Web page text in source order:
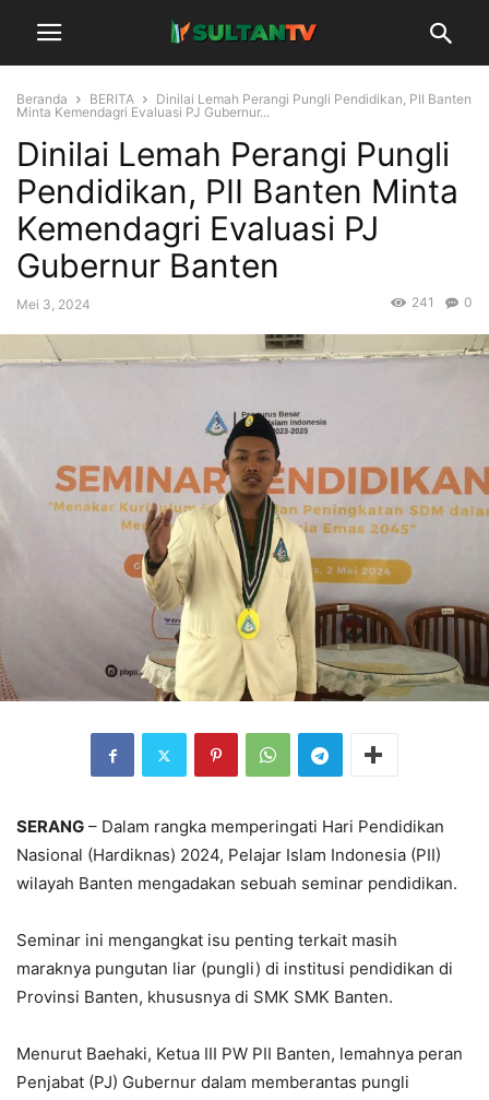
Beranda BERITA
Dinilai Lemah Perangi Pungli Pendidikan, PII Banten
Minta Kemendagri Evaluasi PJ Gubernur...
Dinilai Lemah Perangi Pungli
Pendidikan, PII Banten Minta
Kemendagri Evaluasi PJ
Gubernur Banten
Mei 3, 2024 0
241
SERANG – Dalam rangka memperingati Hari Pendidikan
Nasional (Hardiknas) 2024, Pelajar Islam Indonesia (PII)
wilayah Banten mengadakan sebuah seminar pendidikan.
Seminar ini mengangkat isu penting terkait masih
maraknya pungutan liar (pungli) di institusi pendidikan di
Provinsi Banten, khususnya di SMK SMK Banten.
Menurut Baehaki, Ketua III PW PII Banten, lemahnya peran
Penjabat (PJ) Gubernur dalam memberantas pungli